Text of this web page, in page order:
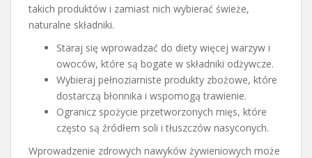
takich produktów i zamiast nich wybierać świeże,
naturalne składniki.
Staraj się wprowadzać do diety więcej warzyw i
owoców, które są bogate w składniki odżywcze.
Wybieraj pełnoziarniste produkty zbożowe, które
dostarczą błonnika i wspomogą trawienie.
Ogranicz spożycie przetworzonych mięs, które
często są źródłem soli i tłuszczów nasyconych.
Wprowadzenie zdrowych nawyków żywieniowych może